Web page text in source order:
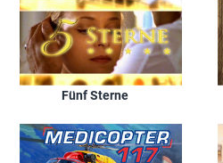
Fünf Sterne